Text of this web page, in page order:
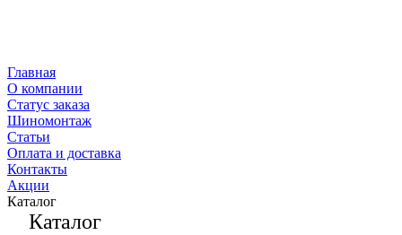
Главная
О компании
Статус заказа
Шиномонтаж
Статьи
Оплата и доставка
Контакты
Акции
Каталог
Каталог